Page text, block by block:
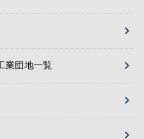
業団地一覧